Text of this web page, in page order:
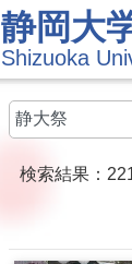
静岡大
Shizuoka
検索結果：